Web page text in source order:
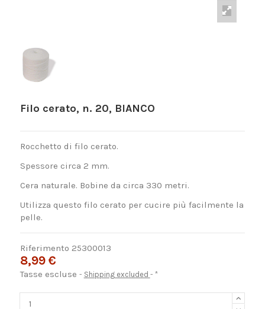
Filo cerato, n. 20, BIANCO
Rocchetto di filo cerato.
Spessore circa 2 mm.
Cera naturale. Bobine da circa 330 metri.
Utilizza questo filo cerato per cucire più facilmente la
pelle.
Riferimento 25300013
8,99 €
Tasse escluse Shipping excluded *